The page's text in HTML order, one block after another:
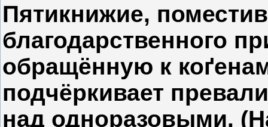
Пятикнижие,
благодарственного
обращённую к
подчёркивает
над одноразовыми.